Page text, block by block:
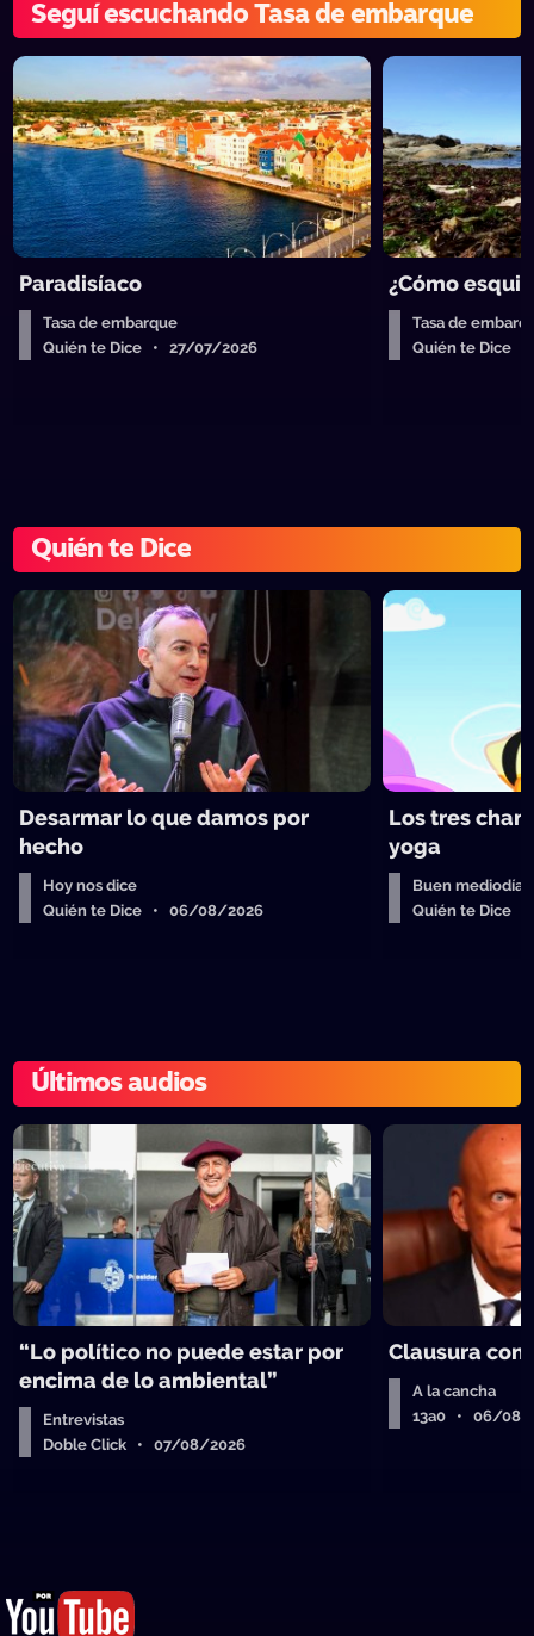
Seguí escuchando Tasa de embarque
Paradisíaco
Tasa de embarque
Quién te Dice • 27/07/2026
¿Cómo
Tasa de
Quién te Dice
Quién te Dice
Desarmar lo que damos por
hecho
Hoy nos dice
Quién te Dice • 06/08/2026
Los tres
yoga
Buen mediodía
Quién te Dice
Últimos audios
“Lo político no puede estar por
encima de lo ambiental”
Entrevistas
Doble Click • 07/08/2026
Clausura con
A la cancha
13a0 • 06/08/